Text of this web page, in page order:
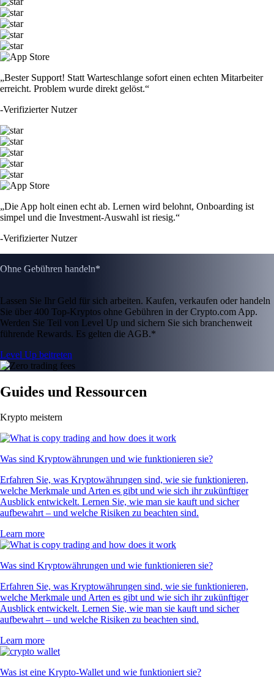
„Bester Support! Statt Warteschlange sofort einen echten Mitarbeiter
erreicht. Problem wurde direkt gelöst.“
-Verifizierter Nutzer
„Die App holt einen echt ab. Lernen wird belohnt, Onboarding ist
simpel und die Investment-Auswahl ist riesig.“
-Verifizierter Nutzer
Ohne Gebühren handeln*
Lassen Sie Ihr Geld für sich arbeiten. Kaufen, verkaufen oder handeln
Sie über 400 Top-Kryptos ohne Gebühren in der Crypto.com App.
Werden Sie Teil von Level Up und sichern Sie sich branchenweit
führende Rewards. Es gelten die AGB.*
Level Up beitreten
Guides und Ressourcen
Krypto meistern
Was sind Kryptowährungen und wie funktionieren sie?
Erfahren Sie, was Kryptowährungen sind, wie sie funktionieren,
welche Merkmale und Arten es gibt und wie sich ihr zukünftiger
Ausblick entwickelt. Lernen Sie, wie man sie kauft und sicher
aufbewahrt – und welche Risiken zu beachten sind.
Learn more
Was sind Kryptowährungen und wie funktionieren sie?
Erfahren Sie, was Kryptowährungen sind, wie sie funktionieren,
welche Merkmale und Arten es gibt und wie sich ihr zukünftiger
Ausblick entwickelt. Lernen Sie, wie man sie kauft und sicher
aufbewahrt – und welche Risiken zu beachten sind.
Learn more
Was ist eine Krypto-Wallet und wie funktioniert sie?